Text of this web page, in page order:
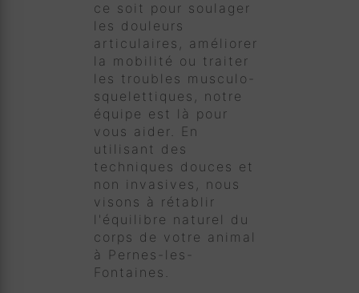
ce soit pour soulager
les douleurs
articulaires, améliorer
la mobilité ou traiter
les troubles musculo-
squelettiques, notre
équipe est là pour
vous aider. En
utilisant des
techniques douces et
non invasives, nous
visons à rétablir
l'équilibre naturel du
corps de votre animal
à Pernes-les-
Fontaines.